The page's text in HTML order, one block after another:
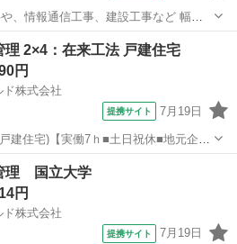
企業さまで 施工管理のお仕事です! ≪
場予定を確認する (2)予定の現場へ移
その他
理 2×4：在来工法 戸建住宅
円
株式会社
提携サイト 7月19日
建住宅)【実働7ｈ■土日祝休■地元企業
事を行います。【仕事内容】 ◇現場
理 国立大学
円
株式会社
提携サイト 7月19日